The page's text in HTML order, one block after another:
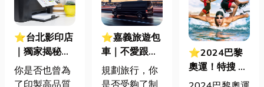
⭐台北影印店
｜獨家揭秘！
影印店獨家服
務全攻略：讓
你是否也曾為
⭐嘉義旅遊包
車｜不愛跟
團、不愛自
駕？包車旅遊
規劃旅行，你
⭐2024巴黎
奧運！特搜 10
個奧運你所不